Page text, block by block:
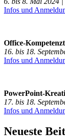
Infos und
Office-
16. bis 18.
Infos und
PowerPoint-
17. bis 18.
Infos und
Neueste